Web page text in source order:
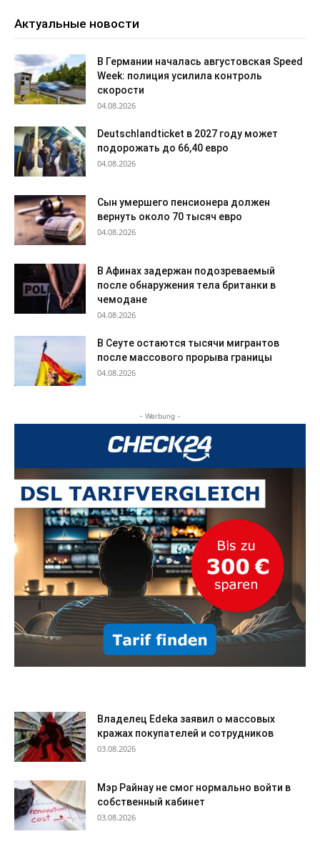
Актуальные новости
В Германии началась августовская Speed
Week: полиция усилила контроль
скорости
04.08.2026
Deutschlandticket в 2027 году может
подорожать до 66,40 евро
04.08.2026
Сын умершего пенсионера должен
вернуть около 70 тысяч евро
04.08.2026
В Афинах задержан подозреваемый
после обнаружения тела британки в
чемодане
04.08.2026
В Сеуте остаются тысячи мигрантов
после массового прорыва границы
04.08.2026
- Werbung -
Владелец Edeka заявил о массовых
кражах покупателей и сотрудников
03.08.2026
Мэр Райнау не смог нормально войти в
собственный кабинет
03.08.2026